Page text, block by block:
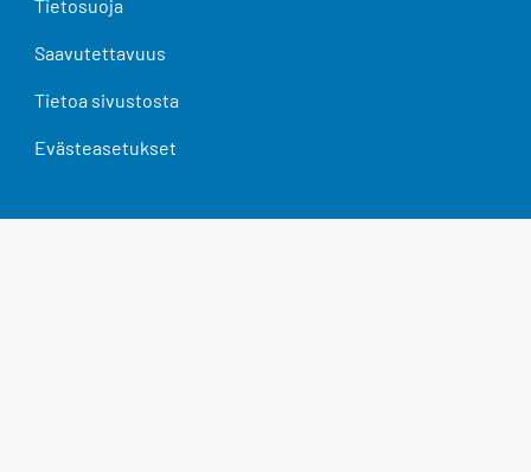
Tietosuoja
Saavutettavuus
Tietoa sivustosta
Evästeasetukset